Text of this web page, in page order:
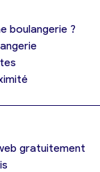
boulangerie
Oui, appeler
Non, annuler
boulangerie ?
gratuitement